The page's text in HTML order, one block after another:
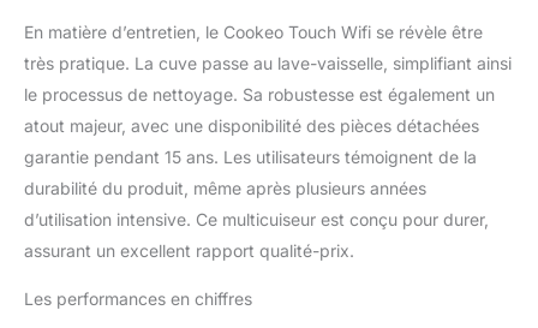
GRANDE CAPACITE 6 L :
pour préparer des plats
jusqu'à 6 personnes
antiadhésive et panier
vapeur compatibles lave-
vaisselle, moule à gâteau
Cookeo pour de
délicieux gâteaux légers
et moelleux
En matière d’entretien, le Cookeo Touch Wifi se révèle être
très pratique. La cuve passe au lave-vaisselle, simplifiant ainsi
le processus de nettoyage. Sa robustesse est également un
atout majeur, avec une disponibilité des pièces détachées
garantie pendant 15 ans. Les utilisateurs témoignent de la
durabilité du produit, même après plusieurs années
d’utilisation intensive. Ce multicuiseur est conçu pour durer,
assurant un excellent rapport qualité-prix.
Les performances en chiffres